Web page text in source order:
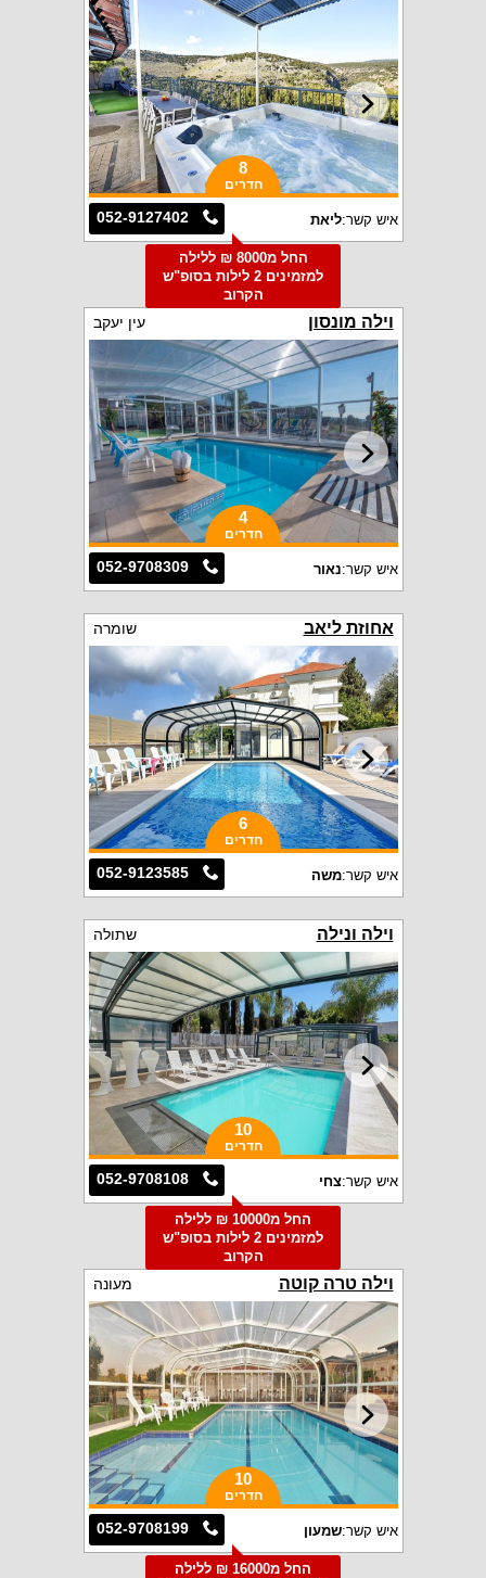
8
חדרים
052-9127402 איש קשר:ליאת
החל מ8000 ₪ ללילה
למזמינים 2 לילות בסופ"ש
הקרוב
וילה מונסון עין יעקב
4
חדרים
052-9708309 איש קשר:נאור
אחוזת ליאב שומרה
6
חדרים
052-9123585 איש קשר:משה
וילה ונילה שתולה
10
חדרים
052-9708108 איש קשר:צחי
החל מ10000 ₪ ללילה
למזמינים 2 לילות בסופ"ש
הקרוב
וילה טרה קוטה מעונה
10
חדרים
052-9708199 איש קשר:שמעון
החל מ16000 ₪ ללילה